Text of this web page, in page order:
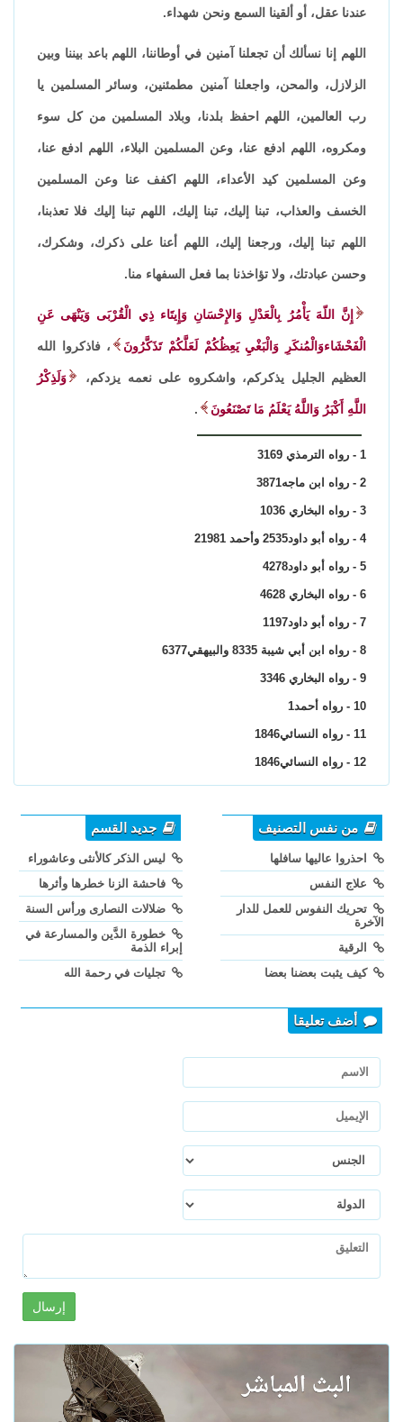
عندنا عقل، أو ألقينا السمع ونحن شهداء.
اللهم إنا نسألك أن تجعلنا آمنين في أوطاننا، اللهم باعد بيننا وبين
الزلازل، والمحن، واجعلنا آمنين مطمئنين، وسائر المسلمين يا
رب العالمين، اللهم احفظ بلدنا، وبلاد المسلمين من كل سوء
ومكروه، اللهم ادفع عنا، وعن المسلمين البلاء، اللهم ادفع عنا،
وعن المسلمين كيد الأعداء، اللهم اكفف عنا وعن المسلمين
الخسف والعذاب، تبنا إليك، تبنا إليك، اللهم تبنا إليك فلا تعذبنا،
اللهم تبنا إليك، ورجعنا إليك، اللهم أعنا على ذكرك، وشكرك،
وحسن عبادتك، ولا تؤاخذنا بما فعل السفهاء منا.
إِنَّ اللّهَ يَأْمُرُ بِالْعَدْلِ وَالإِحْسَانِ وَإِيتَاء ذِي الْقُرْبَى وَيَنْهَى عَنِ
الْفَحْشَاءوَالْمُنكَرِ وَالْبَغْيِ يَعِظُكُمْ لَعَلَّكُمْ تَذَكَّرُونَ ، فاذكروا الله
العظيم الجليل يذكركم، واشكروه على نعمه يزدكم، وَلَذِكْرُ
اللَّهِ أَكْبَرُ وَاللَّهُ يَعْلَمُ مَا تَصْنَعُونَ .
1 - رواه الترمذي 3169
2 - رواه ابن ماجه3871
3 - رواه البخاري 1036
4 - رواه أبو داود2535 وأحمد 21981
5 - رواه أبو داود4278
6 - رواه البخاري 4628
7 - رواه أبو داود1197
8 - رواه ابن أبي شيبة 8335 والبيهقي6377
9 - رواه البخاري 3346
10 - رواه أحمد1
11 - رواه النسائي1846
12 - رواه النسائي1846
من نفس التصنيف
احذروا عاليها سافلها
علاج النفس
تحريك النفوس للعمل للدار
الآخرة
الرقية
كيف يثبت بعضنا بعضا
جديد القسم
ليس الذكر كالأنثى وعاشوراء
فاحشة الزنا خطرها وأثرها
ضلالات النصارى ورأس السنة
خطورة الدَّين والمسارعة في
إبراء الذمة
تجليات في رحمة الله
أضف تعليقا
إرسال